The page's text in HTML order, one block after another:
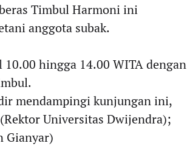
Timbul Harmoni ini
anggota subak.
hingga 14.00 WITA dengan
mendampingi kunjungan ini,
Universitas Dwijendra);
Gianyar)